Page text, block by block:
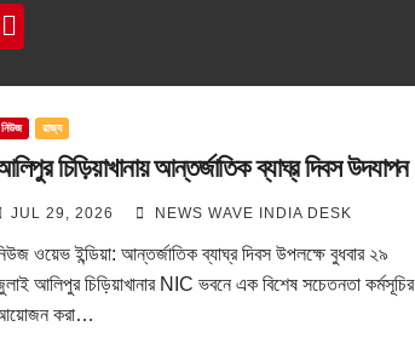
নিউজ রাজ্য
চিড়িয়াখানায় আন্তর্জাতিক ব্যাঘ্র দিবস উদযাপন
JUL 29, 2026 NEWS WAVE INDIA DESK
ওয়েভ ইন্ডিয়া: আন্তর্জাতিক ব্যাঘ্র দিবস উপলক্ষে বুধবার ২৯
আলিপুর চিড়িয়াখানার NIC ভবনে এক বিশেষ সচেতনতা কর্মসূচির
করা…